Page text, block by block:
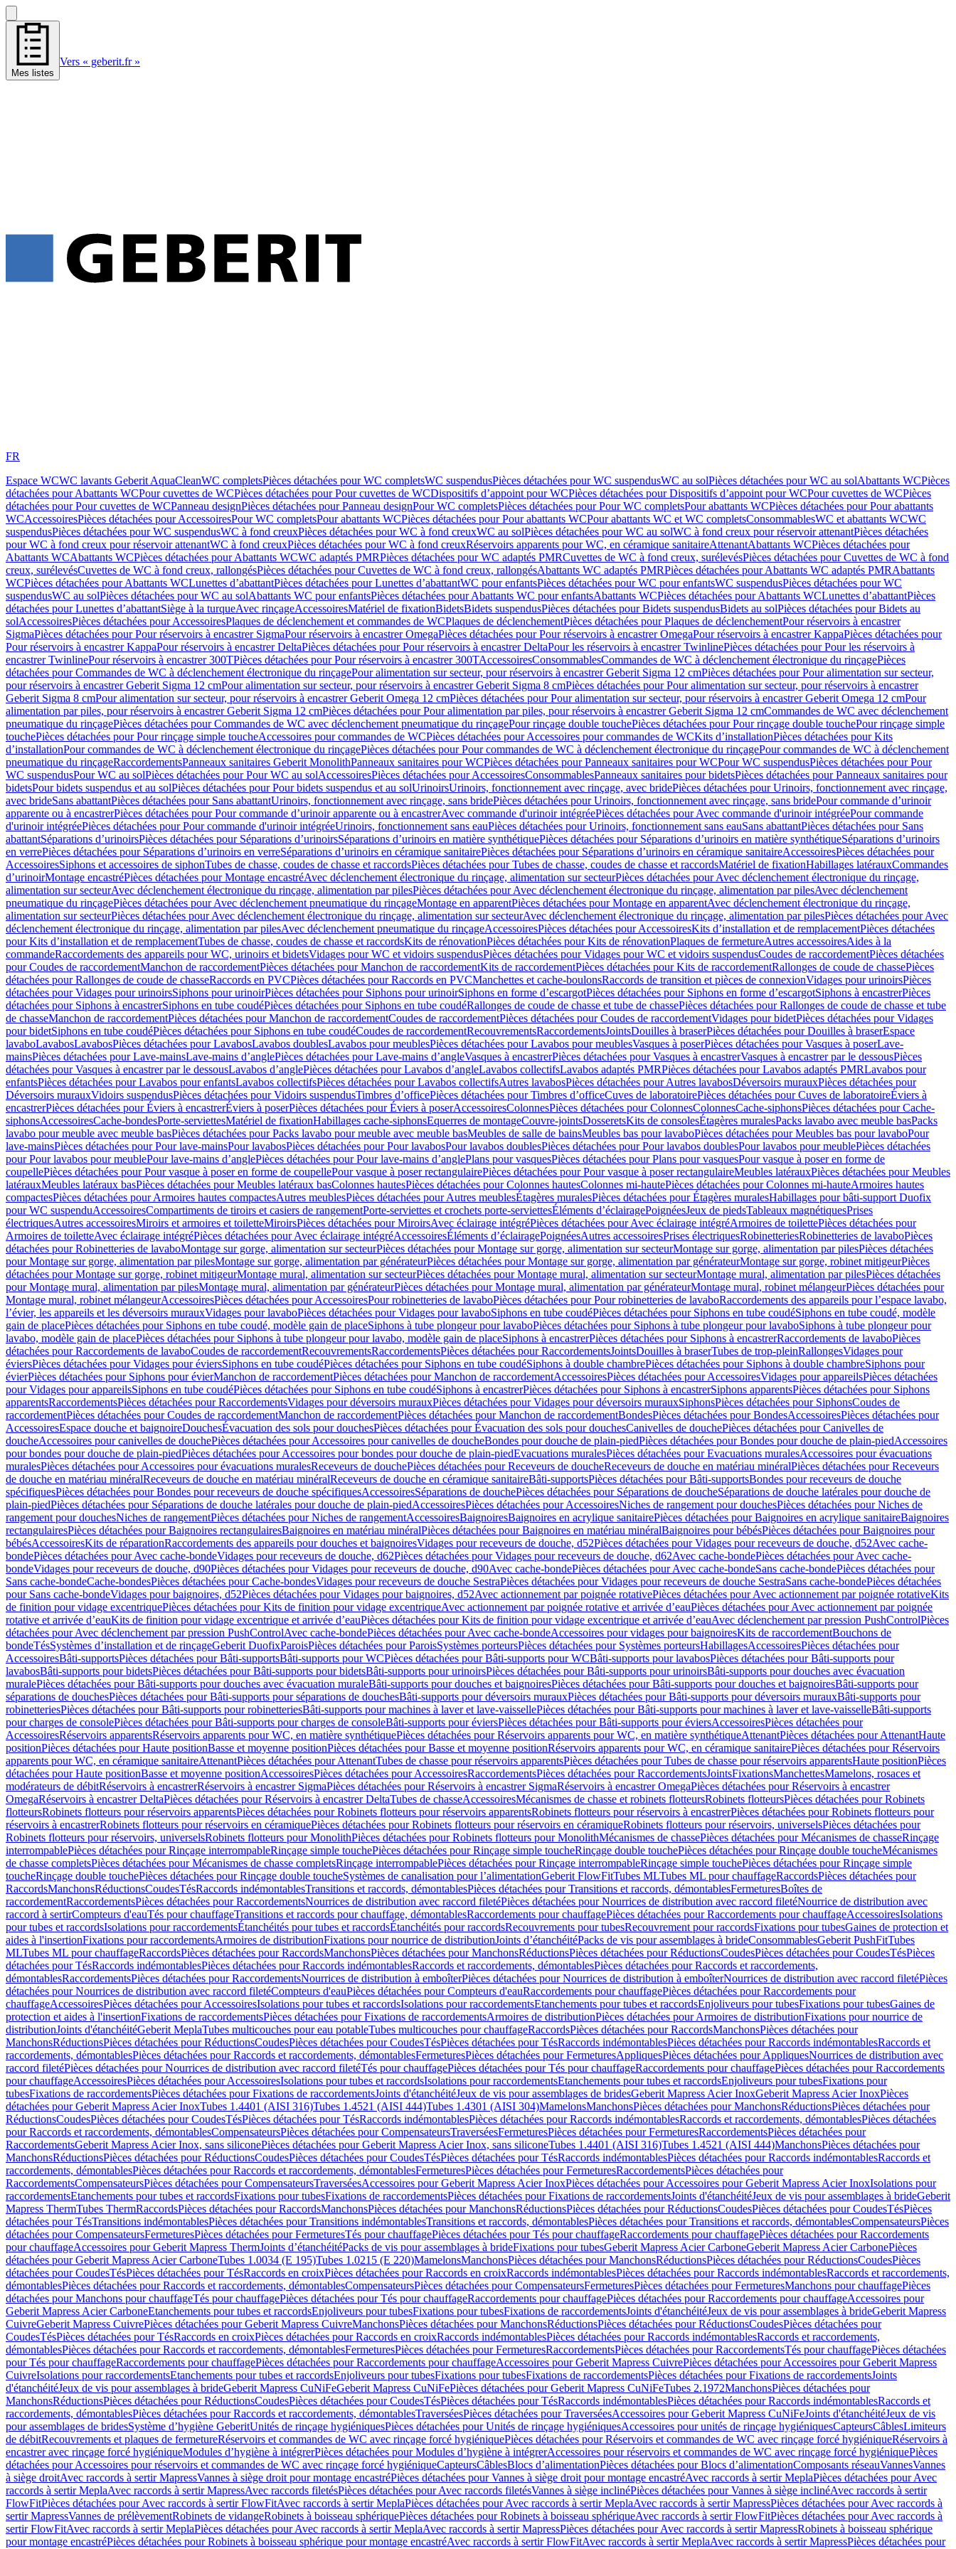
Mes listes
Vers « geberit.fr »
FR
Espace WCWC lavants Geberit AquaCleanWC completsPièces détachées pour WC completsWC suspendusPièces détachées pour WC suspendusWC au solPièces détachées pour WC au solAbattants WCPièces
détachées pour Abattants WCPour cuvettes de WCPièces détachées pour Pour cuvettes de WCDispositifs d’appoint pour WCPièces détachées pour Dispositifs d’appoint pour WCPour cuvettes de WCPièces
détachées pour Pour cuvettes de WCPanneau designPièces détachées pour Panneau designPour WC completsPièces détachées pour Pour WC completsPour abattants WCPièces détachées pour Pour abattants
WCAccessoiresPièces détachées pour AccessoiresPour WC completsPour abattants WCPièces détachées pour Pour abattants WCPour abattants WC et WC completsConsommablesWC et abattants WCWC
suspendusPièces détachées pour WC suspendusWC à fond creuxPièces détachées pour WC à fond creuxWC au solPièces détachées pour WC au solWC à fond creux pour réservoir attenantPièces détachées
pour WC à fond creux pour réservoir attenantWC à fond creuxPièces détachées pour WC à fond creuxRéservoirs apparents pour WC, en céramique sanitaireAttenantAbattants WCPièces détachées pour
Abattants WCAbattants WCPièces détachées pour Abattants WCWC adaptés PMRPièces détachées pour WC adaptés PMRCuvettes de WC à fond creux, surélevésPièces détachées pour Cuvettes de WC à fond
creux, surélevésCuvettes de WC à fond creux, rallongésPièces détachées pour Cuvettes de WC à fond creux, rallongésAbattants WC adaptés PMRPièces détachées pour Abattants WC adaptés PMRAbattants
WCPièces détachées pour Abattants WCLunettes d’abattantPièces détachées pour Lunettes d’abattantWC pour enfantsPièces détachées pour WC pour enfantsWC suspendusPièces détachées pour WC
suspendusWC au solPièces détachées pour WC au solAbattants WC pour enfantsPièces détachées pour Abattants WC pour enfantsAbattants WCPièces détachées pour Abattants WCLunettes d’abattantPièces
détachées pour Lunettes d’abattantSiège à la turqueAvec rinçageAccessoiresMatériel de fixationBidetsBidets suspendusPièces détachées pour Bidets suspendusBidets au solPièces détachées pour Bidets au
solAccessoiresPièces détachées pour AccessoiresPlaques de déclenchement et commandes de WCPlaques de déclenchementPièces détachées pour Plaques de déclenchementPour réservoirs à encastrer
SigmaPièces détachées pour Pour réservoirs à encastrer SigmaPour réservoirs à encastrer OmegaPièces détachées pour Pour réservoirs à encastrer OmegaPour réservoirs à encastrer KappaPièces détachées pour
Pour réservoirs à encastrer KappaPour réservoirs à encastrer DeltaPièces détachées pour Pour réservoirs à encastrer DeltaPour les réservoirs à encastrer TwinlinePièces détachées pour Pour les réservoirs à
encastrer TwinlinePour réservoirs à encastrer 300TPièces détachées pour Pour réservoirs à encastrer 300TAccessoiresConsommablesCommandes de WC à déclenchement électronique du rinçagePièces
détachées pour Commandes de WC à déclenchement électronique du rinçagePour alimentation sur secteur, pour réservoirs à encastrer Geberit Sigma 12 cmPièces détachées pour Pour alimentation sur secteur,
pour réservoirs à encastrer Geberit Sigma 12 cmPour alimentation sur secteur, pour réservoirs à encastrer Geberit Sigma 8 cmPièces détachées pour Pour alimentation sur secteur, pour réservoirs à encastrer
Geberit Sigma 8 cmPour alimentation sur secteur, pour réservoirs à encastrer Geberit Omega 12 cmPièces détachées pour Pour alimentation sur secteur, pour réservoirs à encastrer Geberit Omega 12 cmPour
alimentation par piles, pour réservoirs à encastrer Geberit Sigma 12 cmPièces détachées pour Pour alimentation par piles, pour réservoirs à encastrer Geberit Sigma 12 cmCommandes de WC avec déclenchement
pneumatique du rinçagePièces détachées pour Commandes de WC avec déclenchement pneumatique du rinçagePour rinçage double touchePièces détachées pour Pour rinçage double touchePour rinçage simple
touchePièces détachées pour Pour rinçage simple toucheAccessoires pour commandes de WCPièces détachées pour Accessoires pour commandes de WCKits d’installationPièces détachées pour Kits
d’installationPour commandes de WC à déclenchement électronique du rinçagePièces détachées pour Pour commandes de WC à déclenchement électronique du rinçagePour commandes de WC à déclenchement
pneumatique du rinçageRaccordementsPanneaux sanitaires Geberit MonolithPanneaux sanitaires pour WCPièces détachées pour Panneaux sanitaires pour WCPour WC suspendusPièces détachées pour Pour
WC suspendusPour WC au solPièces détachées pour Pour WC au solAccessoiresPièces détachées pour AccessoiresConsommablesPanneaux sanitaires pour bidetsPièces détachées pour Panneaux sanitaires pour
bidetsPour bidets suspendus et au solPièces détachées pour Pour bidets suspendus et au solUrinoirsUrinoirs, fonctionnement avec rinçage, avec bridePièces détachées pour Urinoirs, fonctionnement avec rinçage,
avec brideSans abattantPièces détachées pour Sans abattantUrinoirs, fonctionnement avec rinçage, sans bridePièces détachées pour Urinoirs, fonctionnement avec rinçage, sans bridePour commande d’urinoir
apparente ou à encastrerPièces détachées pour Pour commande d’urinoir apparente ou à encastrerAvec commande d'urinoir intégréePièces détachées pour Avec commande d'urinoir intégréePour commande
d'urinoir intégréePièces détachées pour Pour commande d'urinoir intégréeUrinoirs, fonctionnement sans eauPièces détachées pour Urinoirs, fonctionnement sans eauSans abattantPièces détachées pour Sans
abattantSéparations d’urinoirsPièces détachées pour Séparations d’urinoirsSéparations d’urinoirs en matière synthétiquePièces détachées pour Séparations d’urinoirs en matière synthétiqueSéparations d’urinoirs
en verrePièces détachées pour Séparations d’urinoirs en verreSéparations d’urinoirs en céramique sanitairePièces détachées pour Séparations d’urinoirs en céramique sanitaireAccessoiresPièces détachées pour
AccessoiresSiphons et accessoires de siphonTubes de chasse, coudes de chasse et raccordsPièces détachées pour Tubes de chasse, coudes de chasse et raccordsMatériel de fixationHabillages latérauxCommandes
dʼurinoirMontage encastréPièces détachées pour Montage encastréAvec déclenchement électronique du rinçage, alimentation sur secteurPièces détachées pour Avec déclenchement électronique du rinçage,
alimentation sur secteurAvec déclenchement électronique du rinçage, alimentation par pilesPièces détachées pour Avec déclenchement électronique du rinçage, alimentation par pilesAvec déclenchement
pneumatique du rinçagePièces détachées pour Avec déclenchement pneumatique du rinçageMontage en apparentPièces détachées pour Montage en apparentAvec déclenchement électronique du rinçage,
alimentation sur secteurPièces détachées pour Avec déclenchement électronique du rinçage, alimentation sur secteurAvec déclenchement électronique du rinçage, alimentation par pilesPièces détachées pour Avec
déclenchement électronique du rinçage, alimentation par pilesAvec déclenchement pneumatique du rinçageAccessoiresPièces détachées pour AccessoiresKits d’installation et de remplacementPièces détachées
pour Kits d’installation et de remplacementTubes de chasse, coudes de chasse et raccordsKits de rénovationPièces détachées pour Kits de rénovationPlaques de fermetureAutres accessoiresAides à la
commandeRaccordements des appareils pour WC, urinoirs et bidetsVidages pour WC et vidoirs suspendusPièces détachées pour Vidages pour WC et vidoirs suspendusCoudes de raccordementPièces détachées
pour Coudes de raccordementManchon de raccordementPièces détachées pour Manchon de raccordementKits de raccordementPièces détachées pour Kits de raccordementRallonges de coude de chassePièces
détachées pour Rallonges de coude de chasseRaccords en PVCPièces détachées pour Raccords en PVCManchettes et cache-boulonsRaccords de transition et pièces de connexionVidages pour urinoirsPièces
détachées pour Vidages pour urinoirsSiphons pour urinoirPièces détachées pour Siphons pour urinoirSiphons en forme d’escargotPièces détachées pour Siphons en forme d’escargotSiphons à encastrerPièces
détachées pour Siphons à encastrerSiphons en tube coudéPièces détachées pour Siphons en tube coudéRallonges de coude de chasse et tube de chassePièces détachées pour Rallonges de coude de chasse et tube
de chasseManchon de raccordementPièces détachées pour Manchon de raccordementCoudes de raccordementPièces détachées pour Coudes de raccordementVidages pour bidetPièces détachées pour Vidages
pour bidetSiphons en tube coudéPièces détachées pour Siphons en tube coudéCoudes de raccordementRecouvrementsRaccordementsJointsDouilles à braserPièces détachées pour Douilles à braserEspace
lavaboLavabosLavabosPièces détachées pour LavabosLavabos doublesLavabos pour meublesPièces détachées pour Lavabos pour meublesVasques à poserPièces détachées pour Vasques à poserLave-
mainsPièces détachées pour Lave-mainsLave-mains d’anglePièces détachées pour Lave-mains d’angleVasques à encastrerPièces détachées pour Vasques à encastrerVasques à encastrer par le dessousPièces
détachées pour Vasques à encastrer par le dessousLavabos d’anglePièces détachées pour Lavabos d’angleLavabos collectifsLavabos adaptés PMRPièces détachées pour Lavabos adaptés PMRLavabos pour
enfantsPièces détachées pour Lavabos pour enfantsLavabos collectifsPièces détachées pour Lavabos collectifsAutres lavabosPièces détachées pour Autres lavabosDéversoirs murauxPièces détachées pour
Déversoirs murauxVidoirs suspendusPièces détachées pour Vidoirs suspendusTimbres dʼofficePièces détachées pour Timbres dʼofficeCuves de laboratoirePièces détachées pour Cuves de laboratoireÉviers à
encastrerPièces détachées pour Éviers à encastrerÉviers à poserPièces détachées pour Éviers à poserAccessoiresColonnesPièces détachées pour ColonnesColonnesCache-siphonsPièces détachées pour Cache-
siphonsAccessoiresCache-bondesPorte-serviettesMatériel de fixationHabillages cache-siphonsEquerres de montageCouvre-jointsDosseretsKits de consolesÉtagères muralesPacks lavabo avec meuble basPacks
lavabo pour meuble avec meuble basPièces détachées pour Packs lavabo pour meuble avec meuble basMeubles de salle de bainsMeubles bas pour lavaboPièces détachées pour Meubles bas pour lavaboPour
lave-mainsPièces détachées pour Pour lave-mainsPour lavabosPièces détachées pour Pour lavabosPour lavabos doublesPièces détachées pour Pour lavabos doublesPour lavabos pour meublePièces détachées
pour Pour lavabos pour meublePour lave-mains d’anglePièces détachées pour Pour lave-mains d’anglePlans pour vasquesPièces détachées pour Plans pour vasquesPour vasque à poser en forme de
coupellePièces détachées pour Pour vasque à poser en forme de coupellePour vasque à poser rectangulairePièces détachées pour Pour vasque à poser rectangulaireMeubles latérauxPièces détachées pour Meubles
latérauxMeubles latéraux basPièces détachées pour Meubles latéraux basColonnes hautesPièces détachées pour Colonnes hautesColonnes mi-hautePièces détachées pour Colonnes mi-hauteArmoires hautes
compactesPièces détachées pour Armoires hautes compactesAutres meublesPièces détachées pour Autres meublesÉtagères muralesPièces détachées pour Étagères muralesHabillages pour bâti-support Duofix
pour WC suspenduAccessoiresCompartiments de tiroirs et casiers de rangementPorte-serviettes et crochets porte-serviettesÉléments d’éclairagePoignéesJeux de piedsTableaux magnétiquesPrises
électriquesAutres accessoiresMiroirs et armoires et toiletteMiroirsPièces détachées pour MiroirsAvec éclairage intégréPièces détachées pour Avec éclairage intégréArmoires de toilettePièces détachées pour
Armoires de toiletteAvec éclairage intégréPièces détachées pour Avec éclairage intégréAccessoiresÉléments d’éclairagePoignéesAutres accessoiresPrises électriquesRobinetteriesRobinetteries de lavaboPièces
détachées pour Robinetteries de lavaboMontage sur gorge, alimentation sur secteurPièces détachées pour Montage sur gorge, alimentation sur secteurMontage sur gorge, alimentation par pilesPièces détachées
pour Montage sur gorge, alimentation par pilesMontage sur gorge, alimentation par générateurPièces détachées pour Montage sur gorge, alimentation par générateurMontage sur gorge, robinet mitigeurPièces
détachées pour Montage sur gorge, robinet mitigeurMontage mural, alimentation sur secteurPièces détachées pour Montage mural, alimentation sur secteurMontage mural, alimentation par pilesPièces détachées
pour Montage mural, alimentation par pilesMontage mural, alimentation par générateurPièces détachées pour Montage mural, alimentation par générateurMontage mural, robinet mélangeurPièces détachées pour
Montage mural, robinet mélangeurAccessoiresPièces détachées pour AccessoiresPour robinetteries de lavaboPièces détachées pour Pour robinetteries de lavaboRaccordements des appareils pour l’espace lavabo,
l’évier, les appareils et les déversoirs murauxVidages pour lavaboPièces détachées pour Vidages pour lavaboSiphons en tube coudéPièces détachées pour Siphons en tube coudéSiphons en tube coudé, modèle
gain de placePièces détachées pour Siphons en tube coudé, modèle gain de placeSiphons à tube plongeur pour lavaboPièces détachées pour Siphons à tube plongeur pour lavaboSiphons à tube plongeur pour
lavabo, modèle gain de placePièces détachées pour Siphons à tube plongeur pour lavabo, modèle gain de placeSiphons à encastrerPièces détachées pour Siphons à encastrerRaccordements de lavaboPièces
détachées pour Raccordements de lavaboCoudes de raccordementRecouvrementsRaccordementsPièces détachées pour RaccordementsJointsDouilles à braserTubes de trop-pleinRallongesVidages pour
éviersPièces détachées pour Vidages pour éviersSiphons en tube coudéPièces détachées pour Siphons en tube coudéSiphons à double chambrePièces détachées pour Siphons à double chambreSiphons pour
évierPièces détachées pour Siphons pour évierManchon de raccordementPièces détachées pour Manchon de raccordementAccessoiresPièces détachées pour AccessoiresVidages pour appareilsPièces détachées
pour Vidages pour appareilsSiphons en tube coudéPièces détachées pour Siphons en tube coudéSiphons à encastrerPièces détachées pour Siphons à encastrerSiphons apparentsPièces détachées pour Siphons
apparentsRaccordementsPièces détachées pour RaccordementsVidages pour déversoirs murauxPièces détachées pour Vidages pour déversoirs murauxSiphonsPièces détachées pour SiphonsCoudes de
raccordementPièces détachées pour Coudes de raccordementManchon de raccordementPièces détachées pour Manchon de raccordementBondesPièces détachées pour BondesAccessoiresPièces détachées pour
AccessoiresEspace douche et baignoireDouchesÉvacuation des sols pour douchesPièces détachées pour Évacuation des sols pour douchesCanivelles de douchePièces détachées pour Canivelles de
doucheAccessoires pour canivelles de douchePièces détachées pour Accessoires pour canivelles de doucheBondes pour douche de plain-piedPièces détachées pour Bondes pour douche de plain-piedAccessoires
pour bondes pour douche de plain-piedPièces détachées pour Accessoires pour bondes pour douche de plain-piedEvacuations muralesPièces détachées pour Evacuations muralesAccessoires pour évacuations
muralesPièces détachées pour Accessoires pour évacuations muralesReceveurs de douchePièces détachées pour Receveurs de doucheReceveurs de douche en matériau minéralPièces détachées pour Receveurs
de douche en matériau minéralReceveurs de douche en matériau minéralReceveurs de douche en céramique sanitaireBâti-supportsPièces détachées pour Bâti-supportsBondes pour receveurs de douche
spécifiquesPièces détachées pour Bondes pour receveurs de douche spécifiquesAccessoiresSéparations de douchePièces détachées pour Séparations de doucheSéparations de douche latérales pour douche de
plain-piedPièces détachées pour Séparations de douche latérales pour douche de plain-piedAccessoiresPièces détachées pour AccessoiresNiches de rangement pour douchesPièces détachées pour Niches de
rangement pour douchesNiches de rangementPièces détachées pour Niches de rangementAccessoiresBaignoiresBaignoires en acrylique sanitairePièces détachées pour Baignoires en acrylique sanitaireBaignoires
rectangulairesPièces détachées pour Baignoires rectangulairesBaignoires en matériau minéralPièces détachées pour Baignoires en matériau minéralBaignoires pour bébésPièces détachées pour Baignoires pour
bébésAccessoiresKits de réparationRaccordements des appareils pour douches et baignoiresVidages pour receveurs de douche, d52Pièces détachées pour Vidages pour receveurs de douche, d52Avec cache-
bondePièces détachées pour Avec cache-bondeVidages pour receveurs de douche, d62Pièces détachées pour Vidages pour receveurs de douche, d62Avec cache-bondePièces détachées pour Avec cache-
bondeVidages pour receveurs de douche, d90Pièces détachées pour Vidages pour receveurs de douche, d90Avec cache-bondePièces détachées pour Avec cache-bondeSans cache-bondePièces détachées pour
Sans cache-bondeCache-bondesPièces détachées pour Cache-bondesVidages pour receveurs de douche SestraPièces détachées pour Vidages pour receveurs de douche SestraSans cache-bondePièces détachées
pour Sans cache-bondeVidages pour baignoires, d52Pièces détachées pour Vidages pour baignoires, d52Avec actionnement par poignée rotativePièces détachées pour Avec actionnement par poignée rotativeKits
de finition pour vidage excentriquePièces détachées pour Kits de finition pour vidage excentriqueAvec actionnement par poignée rotative et arrivée d’eauPièces détachées pour Avec actionnement par poignée
rotative et arrivée d’eauKits de finition pour vidage excentrique et arrivée d’eauPièces détachées pour Kits de finition pour vidage excentrique et arrivée d’eauAvec déclenchement par pression PushControlPièces
détachées pour Avec déclenchement par pression PushControlAvec cache-bondePièces détachées pour Avec cache-bondeAccessoires pour vidages pour baignoiresKits de raccordementBouchons de
bondeTésSystèmes d’installation et de rinçageGeberit DuofixParoisPièces détachées pour ParoisSystèmes porteursPièces détachées pour Systèmes porteursHabillagesAccessoiresPièces détachées pour
AccessoiresBâti-supportsPièces détachées pour Bâti-supportsBâti-supports pour WCPièces détachées pour Bâti-supports pour WCBâti-supports pour lavabosPièces détachées pour Bâti-supports pour
lavabosBâti-supports pour bidetsPièces détachées pour Bâti-supports pour bidetsBâti-supports pour urinoirsPièces détachées pour Bâti-supports pour urinoirsBâti-supports pour douches avec évacuation
muralePièces détachées pour Bâti-supports pour douches avec évacuation muraleBâti-supports pour douches et baignoiresPièces détachées pour Bâti-supports pour douches et baignoiresBâti-supports pour
séparations de douchesPièces détachées pour Bâti-supports pour séparations de douchesBâti-supports pour déversoirs murauxPièces détachées pour Bâti-supports pour déversoirs murauxBâti-supports pour
robinetteriesPièces détachées pour Bâti-supports pour robinetteriesBâti-supports pour machines à laver et lave-vaissellePièces détachées pour Bâti-supports pour machines à laver et lave-vaisselleBâti-supports
pour charges de consolePièces détachées pour Bâti-supports pour charges de consoleBâti-supports pour éviersPièces détachées pour Bâti-supports pour éviersAccessoiresPièces détachées pour
AccessoiresRéservoirs apparentsRéservoirs apparents pour WC, en matière synthétiquePièces détachées pour Réservoirs apparents pour WC, en matière synthétiqueAttenantPièces détachées pour AttenantHaute
positionPièces détachées pour Haute positionBasse et moyenne positionPièces détachées pour Basse et moyenne positionRéservoirs apparents pour WC, en céramique sanitairePièces détachées pour Réservoirs
apparents pour WC, en céramique sanitaireAttenantPièces détachées pour AttenantTubes de chasse pour réservoirs apparentsPièces détachées pour Tubes de chasse pour réservoirs apparentsHaute positionPièces
détachées pour Haute positionBasse et moyenne positionAccessoiresPièces détachées pour AccessoiresRaccordementsPièces détachées pour RaccordementsJointsFixationsManchettesMamelons, rosaces et
modérateurs de débitRéservoirs à encastrerRéservoirs à encastrer SigmaPièces détachées pour Réservoirs à encastrer SigmaRéservoirs à encastrer OmegaPièces détachées pour Réservoirs à encastrer
OmegaRéservoirs à encastrer DeltaPièces détachées pour Réservoirs à encastrer DeltaTubes de chasseAccessoiresMécanismes de chasse et robinets flotteursRobinets flotteursPièces détachées pour Robinets
flotteursRobinets flotteurs pour réservoirs apparentsPièces détachées pour Robinets flotteurs pour réservoirs apparentsRobinets flotteurs pour réservoirs à encastrerPièces détachées pour Robinets flotteurs pour
réservoirs à encastrerRobinets flotteurs pour réservoirs en céramiquePièces détachées pour Robinets flotteurs pour réservoirs en céramiqueRobinets flotteurs pour réservoirs, universelsPièces détachées pour
Robinets flotteurs pour réservoirs, universelsRobinets flotteurs pour MonolithPièces détachées pour Robinets flotteurs pour MonolithMécanismes de chassePièces détachées pour Mécanismes de chasseRinçage
interrompablePièces détachées pour Rinçage interrompableRinçage simple touchePièces détachées pour Rinçage simple toucheRinçage double touchePièces détachées pour Rinçage double toucheMécanismes
de chasse completsPièces détachées pour Mécanismes de chasse completsRinçage interrompablePièces détachées pour Rinçage interrompableRinçage simple touchePièces détachées pour Rinçage simple
toucheRinçage double touchePièces détachées pour Rinçage double toucheSystèmes de canalisation pour l’alimentationGeberit FlowFitTubes MLTubes ML pour chauffageRaccordsPièces détachées pour
RaccordsManchonsRéductionsCoudesTésRaccords indémontablesTransitions et raccords, démontablesPièces détachées pour Transitions et raccords, démontablesFermeturesBoîtes de
raccordementRaccordementsPièces détachées pour RaccordementsNourrices de distribution avec raccord filetéPièces détachées pour Nourrices de distribution avec raccord filetéNourrice de distribution avec
raccord à sertirCompteurs d'eauTés pour chauffageTransitions et raccords pour chauffage, démontablesRaccordements pour chauffagePièces détachées pour Raccordements pour chauffageAccessoiresIsolations
pour tubes et raccordsIsolations pour raccordementsÉtanchéités pour tubes et raccordsÉtanchéités pour raccordsRecouvrements pour tubesRecouvrement pour raccordsFixations pour tubesGaines de protection et
aides à l'insertionFixations pour raccordementsArmoires de distributionFixations pour nourrice de distributionJoints d’étanchéitéPacks de vis pour assemblages à brideConsommablesGeberit PushFitTubes
MLTubes ML pour chauffageRaccordsPièces détachées pour RaccordsManchonsPièces détachées pour ManchonsRéductionsPièces détachées pour RéductionsCoudesPièces détachées pour CoudesTésPièces
détachées pour TésRaccords indémontablesPièces détachées pour Raccords indémontablesRaccords et raccordements, démontablesPièces détachées pour Raccords et raccordements,
démontablesRaccordementsPièces détachées pour RaccordementsNourrices de distribution à emboîterPièces détachées pour Nourrices de distribution à emboîterNourrices de distribution avec raccord filetéPièces
détachées pour Nourrices de distribution avec raccord filetéCompteurs d'eauPièces détachées pour Compteurs d'eauRaccordements pour chauffagePièces détachées pour Raccordements pour
chauffageAccessoiresPièces détachées pour AccessoiresIsolations pour tubes et raccordsIsolations pour raccordementsEtanchements pour tubes et raccordsEnjoliveurs pour tubesFixations pour tubesGaines de
protection et aides à l'insertionFixations de raccordementsPièces détachées pour Fixations de raccordementsArmoires de distributionPièces détachées pour Armoires de distributionFixations pour nourrice de
distributionJoints d'étanchéitéGeberit MeplaTubes multicouches pour eau potableTubes multicouches pour chauffageRaccordsPièces détachées pour RaccordsManchonsPièces détachées pour
ManchonsRéductionsPièces détachées pour RéductionsCoudesPièces détachées pour CoudesTésPièces détachées pour TésRaccords indémontablesPièces détachées pour Raccords indémontablesRaccords et
raccordements, démontablesPièces détachées pour Raccords et raccordements, démontablesFermeturesPièces détachées pour FermeturesAppliquesPièces détachées pour AppliquesNourrices de distribution avec
raccord filetéPièces détachées pour Nourrices de distribution avec raccord filetéTés pour chauffagePièces détachées pour Tés pour chauffageRaccordements pour chauffagePièces détachées pour Raccordements
pour chauffageAccessoiresPièces détachées pour AccessoiresIsolations pour tubes et raccordsIsolations pour raccordementsEtanchements pour tubes et raccordsEnjoliveurs pour tubesFixations pour
tubesFixations de raccordementsPièces détachées pour Fixations de raccordementsJoints d'étanchéitéJeux de vis pour assemblages de bridesGeberit Mapress Acier InoxGeberit Mapress Acier InoxPièces
détachées pour Geberit Mapress Acier InoxTubes 1.4401 (AISI 316)Tubes 1.4521 (AISI 444)Tubes 1.4301 (AISI 304)MamelonsManchonsPièces détachées pour ManchonsRéductionsPièces détachées pour
RéductionsCoudesPièces détachées pour CoudesTésPièces détachées pour TésRaccords indémontablesPièces détachées pour Raccords indémontablesRaccords et raccordements, démontablesPièces détachées
pour Raccords et raccordements, démontablesCompensateursPièces détachées pour CompensateursTraverséesFermeturesPièces détachées pour FermeturesRaccordementsPièces détachées pour
RaccordementsGeberit Mapress Acier Inox, sans siliconePièces détachées pour Geberit Mapress Acier Inox, sans siliconeTubes 1.4401 (AISI 316)Tubes 1.4521 (AISI 444)ManchonsPièces détachées pour
ManchonsRéductionsPièces détachées pour RéductionsCoudesPièces détachées pour CoudesTésPièces détachées pour TésRaccords indémontablesPièces détachées pour Raccords indémontablesRaccords et
raccordements, démontablesPièces détachées pour Raccords et raccordements, démontablesFermeturesPièces détachées pour FermeturesRaccordementsPièces détachées pour
RaccordementsCompensateursPièces détachées pour CompensateursTraverséesAccessoires pour Geberit Mapress Acier InoxPièces détachées pour Accessoires pour Geberit Mapress Acier InoxIsolations pour
raccordementsEtanchements pour tubes et raccordsFixations pour tubesFixations de raccordementsPièces détachées pour Fixations de raccordementsJoints d'étanchéitéJeux de vis pour assemblages à brideGeberit
Mapress ThermTubes ThermRaccordsPièces détachées pour RaccordsManchonsPièces détachées pour ManchonsRéductionsPièces détachées pour RéductionsCoudesPièces détachées pour CoudesTésPièces
détachées pour TésTransitions indémontablesPièces détachées pour Transitions indémontablesTransitions et raccords, démontablesPièces détachées pour Transitions et raccords, démontablesCompensateursPièces
détachées pour CompensateursFermeturesPièces détachées pour FermeturesTés pour chauffagePièces détachées pour Tés pour chauffageRaccordements pour chauffagePièces détachées pour Raccordements
pour chauffageAccessoires pour Geberit Mapress ThermJoints d’étanchéitéPacks de vis pour assemblages à brideFixations pour tubesGeberit Mapress Acier CarboneGeberit Mapress Acier CarbonePièces
détachées pour Geberit Mapress Acier CarboneTubes 1.0034 (E 195)Tubes 1.0215 (E 220)MamelonsManchonsPièces détachées pour ManchonsRéductionsPièces détachées pour RéductionsCoudesPièces
détachées pour CoudesTésPièces détachées pour TésRaccords en croixPièces détachées pour Raccords en croixRaccords indémontablesPièces détachées pour Raccords indémontablesRaccords et raccordements,
démontablesPièces détachées pour Raccords et raccordements, démontablesCompensateursPièces détachées pour CompensateursFermeturesPièces détachées pour FermeturesManchons pour chauffagePièces
détachées pour Manchons pour chauffageTés pour chauffagePièces détachées pour Tés pour chauffageRaccordements pour chauffagePièces détachées pour Raccordements pour chauffageAccessoires pour
Geberit Mapress Acier CarboneEtanchements pour tubes et raccordsEnjoliveurs pour tubesFixations pour tubesFixations de raccordementsJoints d'étanchéitéJeux de vis pour assemblages à brideGeberit Mapress
CuivreGeberit Mapress CuivrePièces détachées pour Geberit Mapress CuivreManchonsPièces détachées pour ManchonsRéductionsPièces détachées pour RéductionsCoudesPièces détachées pour
CoudesTésPièces détachées pour TésRaccords en croixPièces détachées pour Raccords en croixRaccords indémontablesPièces détachées pour Raccords indémontablesRaccords et raccordements,
démontablesPièces détachées pour Raccords et raccordements, démontablesFermeturesPièces détachées pour FermeturesRaccordementsPièces détachées pour RaccordementsTés pour chauffagePièces détachées
pour Tés pour chauffageRaccordements pour chauffagePièces détachées pour Raccordements pour chauffageAccessoires pour Geberit Mapress CuivrePièces détachées pour Accessoires pour Geberit Mapress
CuivreIsolations pour raccordementsEtanchements pour tubes et raccordsEnjoliveurs pour tubesFixations pour tubesFixations de raccordementsPièces détachées pour Fixations de raccordementsJoints
d'étanchéitéJeux de vis pour assemblages à brideGeberit Mapress CuNiFeGeberit Mapress CuNiFePièces détachées pour Geberit Mapress CuNiFeTubes 2.1972ManchonsPièces détachées pour
ManchonsRéductionsPièces détachées pour RéductionsCoudesPièces détachées pour CoudesTésPièces détachées pour TésRaccords indémontablesPièces détachées pour Raccords indémontablesRaccords et
raccordements, démontablesPièces détachées pour Raccords et raccordements, démontablesTraverséesPièces détachées pour TraverséesAccessoires pour Geberit Mapress CuNiFeJoints d'étanchéitéJeux de vis
pour assemblages de bridesSystème d’hygiène GeberitUnités de rinçage hygiéniquesPièces détachées pour Unités de rinçage hygiéniquesAccessoires pour unités de rinçage hygiéniquesCapteursCâblesLimiteurs
de débitRecouvrements et plaques de fermetureRéservoirs et commandes de WC avec rinçage forcé hygiéniquePièces détachées pour Réservoirs et commandes de WC avec rinçage forcé hygiéniqueRéservoirs à
encastrer avec rinçage forcé hygiéniqueModules d’hygiène à intégrerPièces détachées pour Modules d’hygiène à intégrerAccessoires pour réservoirs et commandes de WC avec rinçage forcé hygiéniquePièces
détachées pour Accessoires pour réservoirs et commandes de WC avec rinçage forcé hygiéniqueCapteursCâblesBlocs d’alimentationPièces détachées pour Blocs d’alimentationComposants réseauVannesVannes
à siège droitAvec raccords à sertir MapressVannes à siège droit pour montage encastréPièces détachées pour Vannes à siège droit pour montage encastréAvec raccords à sertir MeplaPièces détachées pour Avec
raccords à sertir MeplaAvec raccords à sertir MapressAvec raccords filetésPièces détachées pour Avec raccords filetésVannes à siège inclinéPièces détachées pour Vannes à siège inclinéAvec raccords à sertir
FlowFitPièces détachées pour Avec raccords à sertir FlowFitAvec raccords à sertir MeplaPièces détachées pour Avec raccords à sertir MeplaAvec raccords à sertir MapressPièces détachées pour Avec raccords à
sertir MapressVannes de prélèvementRobinets de vidangeRobinets à boisseau sphériquePièces détachées pour Robinets à boisseau sphériqueAvec raccords à sertir FlowFitPièces détachées pour Avec raccords à
sertir FlowFitAvec raccords à sertir MeplaPièces détachées pour Avec raccords à sertir MeplaAvec raccords à sertir MapressPièces détachées pour Avec raccords à sertir MapressRobinets à boisseau sphérique
pour montage encastréPièces détachées pour Robinets à boisseau sphérique pour montage encastréAvec raccords à sertir FlowFitAvec raccords à sertir MeplaAvec raccords à sertir MapressPièces détachées pour